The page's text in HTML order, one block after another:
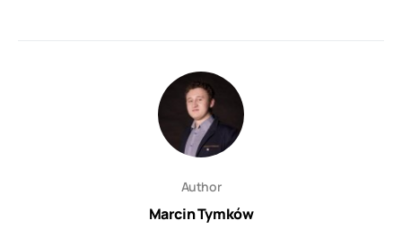
Author
Marcin Tymków